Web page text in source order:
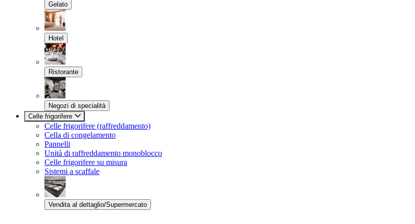
Gelato
Hotel
Ristorante
Negozi di specialità
Celle frigorifere
Celle frigorifere (raffreddamento)
Cella di congelamento
Pannelli
Unità di raffreddamento monoblocco
Celle frigorifere su misura
Sistemi a scaffale
Vendita al dettaglio/Supermercato